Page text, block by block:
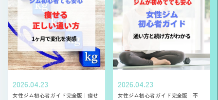
2026.04.23
女性ジム初心者ガイド完全版｜痩せ
2026.04.23
女性ジム初心者ガイド完全版｜不